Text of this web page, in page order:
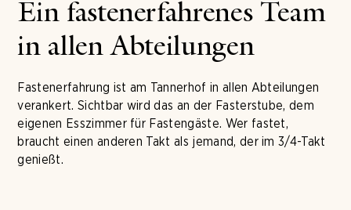
Ein fastenerfahrenes Team
in allen Abteilungen
Fastenerfahrung ist am Tannerhof in allen Abteilungen
verankert. Sichtbar wird das an der Fasterstube, dem
eigenen Esszimmer für Fastengäste. Wer fastet,
braucht einen anderen Takt als jemand, der im 3/4-Takt
genießt.